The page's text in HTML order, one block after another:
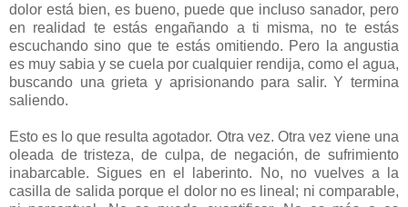
dolor está bien, es bueno, puede que incluso sanador, pero
en realidad te estás engañando a ti misma, no te estás
escuchando sino que te estás omitiendo. Pero la angustia
es muy sabia y se cuela por cualquier rendija, como el agua,
buscando una grieta y aprisionando para salir. Y termina
saliendo.
Esto es lo que resulta agotador. Otra vez. Otra vez viene una
oleada de tristeza, de culpa, de negación, de sufrimiento
inabarcable. Sigues en el laberinto. No, no vuelves a la
casilla de salida porque el dolor no es lineal; ni comparable,